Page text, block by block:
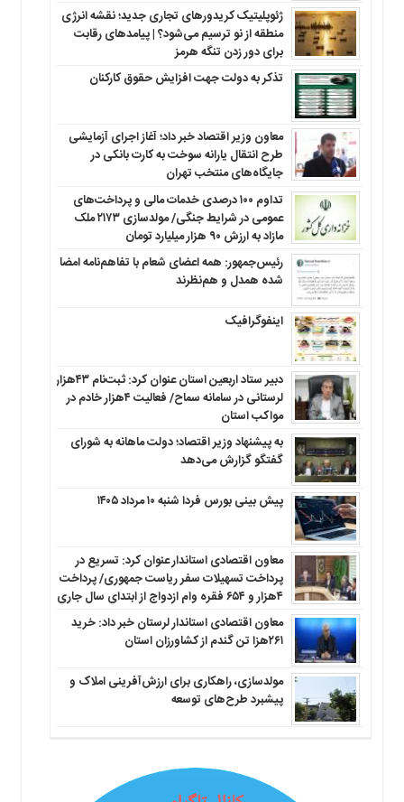
ژئوپلیتیک کریدورهای تجاری جدید؛ نقشه انرژی
منطقه‌ از نو ترسیم می‌شود؟ | پیامدهای رقابت
برای دور زدن تنگه هرمز
تذکر به دولت جهت افزایش حقوق کارکنان ‌
معاون وزیر اقتصاد خبر داد؛ آغاز اجرای آزمایشی
طرح انتقال یارانه سوخت به کارت بانکی در
جایگاه‌های منتخب تهران
تداوم ۱۰۰ درصدی خدمات مالی و پرداخت‌های
عمومی در شرایط جنگی/ مولدسازی ۲۱۷۳ ملک
مازاد به ارزش ۹۰ هزار میلیارد تومان
رئیس‌جمهور: همه اعضای شعام با تفاهم‌نامه امضا
شده همدل و هم‌نظرند
اینفوگرافیک
دبیر ستاد اربعین استان عنوان کرد: ثبت‌نام ۴۳هزار
لرستانی در سامانه سماح/ فعالیت ۴هزار خادم در
مواکب استان
به پیشنهاد وزیر اقتصاد؛ دولت ماهانه به شورای
گفتگو گزارش می‌دهد
پیش بینی بورس فردا شنبه ۱۰ مرداد ۱۴۰۵
معاون اقتصادی استاندار عنوان کرد: تسریع در
پرداخت تسهیلات سفر ریاست جمهوری/ پرداخت
۴هزار و ۶۵۴ فقره وام ازدواج از ابتدای سال جاری
معاون اقتصادی استاندار لرستان خبر داد: خرید
۲۶۱هزا تن گندم از کشاورزان استان
مولدسازی، راهکاری برای ارزش‌آفرینی املاک و
پیشبرد طرح‌های توسعه